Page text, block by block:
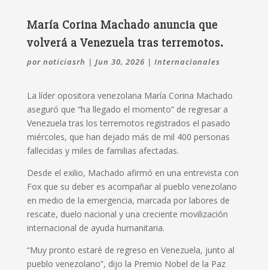
María Corina Machado anuncia que
volverá a Venezuela tras terremotos.
por noticiasrh | Jun 30, 2026 | Internacionales
La líder opositora venezolana María Corina Machado
aseguró que “ha llegado el momento” de regresar a
Venezuela tras los terremotos registrados el pasado
miércoles, que han dejado más de mil 400 personas
fallecidas y miles de familias afectadas.
Desde el exilio, Machado afirmó en una entrevista con
Fox que su deber es acompañar al pueblo venezolano
en medio de la emergencia, marcada por labores de
rescate, duelo nacional y una creciente movilización
internacional de ayuda humanitaria.
“Muy pronto estaré de regreso en Venezuela, junto al
pueblo venezolano”, dijo la Premio Nobel de la Paz